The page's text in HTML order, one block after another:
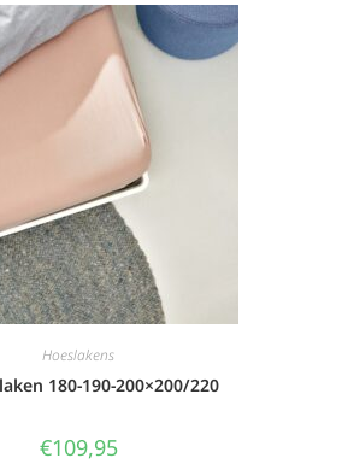
Hoeslakens
180-190-200×200/220
€109,95